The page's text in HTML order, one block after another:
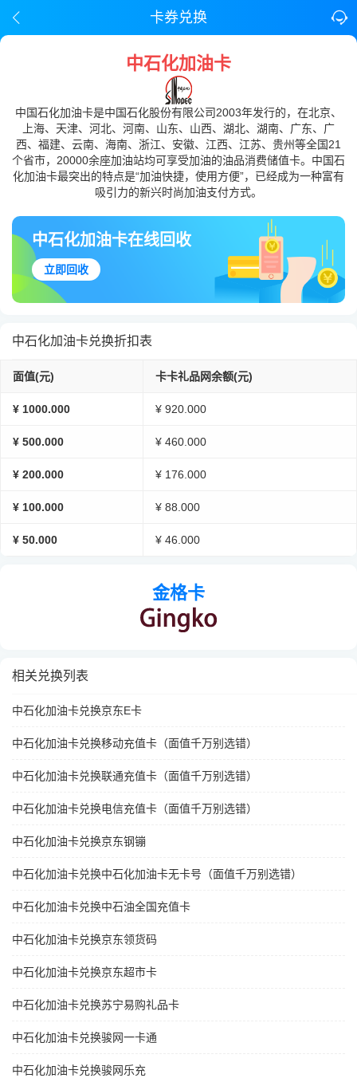
卡券兑换
中石化加油卡
中国石化加油卡是中国石化股份有限公司2003年发行的，在北京、
上海、天津、河北、河南、山东、山西、湖北、湖南、广东、广
西、福建、云南、海南、浙江、安徽、江西、江苏、贵州等全国21
个省市，20000余座加油站均可享受加油的油品消费储值卡。中国石
化加油卡最突出的特点是“加油快捷，使用方便”，已经成为一种富有
吸引力的新兴时尚加油支付方式。
中石化加油卡在线回收
立即回收
中石化加油卡兑换折扣表
面值(元) 卡卡礼品网余额(元)
¥ 1000.000 ¥ 920.000
¥ 500.000 ¥ 460.000
¥ 200.000 ¥ 176.000
¥ 100.000 ¥ 88.000
¥ 50.000 ¥ 46.000
金格卡
相关兑换列表
中石化加油卡兑换京东E卡
中石化加油卡兑换移动充值卡（面值千万别选错）
中石化加油卡兑换联通充值卡（面值千万别选错）
中石化加油卡兑换电信充值卡（面值千万别选错）
中石化加油卡兑换京东钢镚
中石化加油卡兑换中石化加油卡无卡号（面值千万别选错）
中石化加油卡兑换中石油全国充值卡
中石化加油卡兑换京东领货码
中石化加油卡兑换京东超市卡
中石化加油卡兑换苏宁易购礼品卡
中石化加油卡兑换骏网一卡通
中石化加油卡兑换骏网乐充